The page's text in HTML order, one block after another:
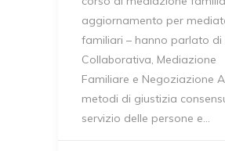
aggiornamento per
familiari – hanno parlato di
Collaborativa, Mediazione
Familiare e Negoziazione
metodi di giustizia
servizio delle persone e…